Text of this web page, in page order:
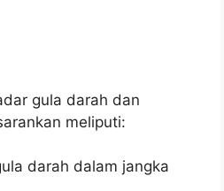
gula darah dan
meliputi:
darah dalam jangka